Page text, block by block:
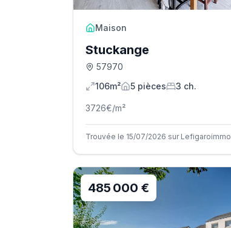
Maison
Stuckange
57970
106m²
5 pièces 3 ch.
3726€/m²
Trouvée le 15/07/2026 sur Lefigaroimmo
485 000 €